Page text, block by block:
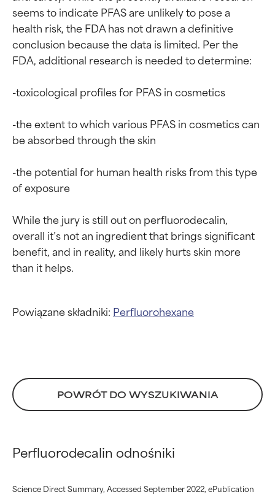
seems to indicate PFAS are unlikely to pose a
health risk, the FDA has not drawn a definitive
conclusion because the data is limited. Per the
FDA, additional research is needed to determine:
-toxicological profiles for PFAS in cosmetics
-the extent to which various PFAS in cosmetics can
be absorbed through the skin
-the potential for human health risks from this type
of exposure
While the jury is still out on perfluorodecalin,
overall it’s not an ingredient that brings significant
benefit, and in reality, and likely hurts skin more
Powiązane składniki: Perfluorohexane
POWRÓT DO WYSZUKIWANIA
Perfluorodecalin odnośniki
Science Direct Summary, Accessed September 2022, ePublication
Udowodnione i potwierdzone
przez niezależne badania.
Wyjątkowy składnik aktywny
odpowiedni dla większości
typów skóry i problemów
Niezbędne do poprawy
tekstury, stabilności lub
penetracji formuły.
AVERAGE
Ogólnie nie podrażnia, ale może
stabilności lub inne, które
ograniczają jego użyteczność.
BAD
połączeniu z innymi
problematycznymi składnikami.
podrażnienie, stan zapalny,
suchość itp. Może przynosić
korzyści w niektórych
więcej szkody niż pożytku.
Nie oceniliśmy jeszcze tego
Udowodnione i potwierdzone
przez niezależne badania.
Wyjątkowy składnik aktywny
odpowiedni dla większości
typów skóry i problemów
Niezbędne do poprawy
tekstury, stabilności lub
penetracji formuły.
AVERAGE
Ogólnie nie podrażnia, ale może
stabilności lub inne, które
ograniczają jego użyteczność.
BAD
połączeniu z innymi
problematycznymi składnikami.
podrażnienie, stan zapalny,
suchość itp. Może przynosić
korzyści w niektórych
więcej szkody niż pożytku.
Nie oceniliśmy jeszcze tego